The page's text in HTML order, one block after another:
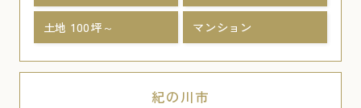
土地 100坪～ マンション
紀の川市